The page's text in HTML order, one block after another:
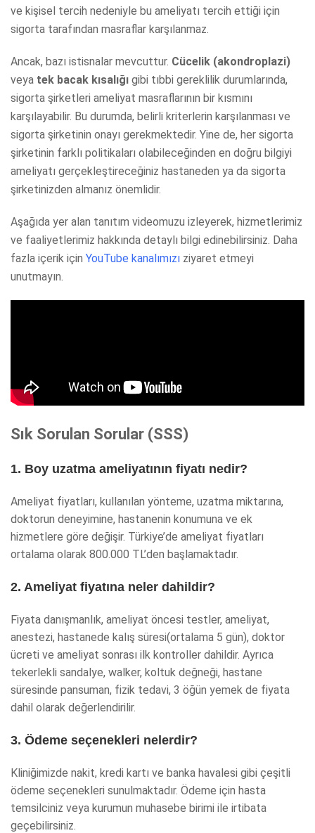
ve kişisel tercih nedeniyle bu ameliyatı tercih ettiği için
sigorta tarafından masraflar karşılanmaz.
Ancak, bazı istisnalar mevcuttur. Cücelik (akondroplazi)
veya tek bacak kısalığı gibi tıbbi gereklilik durumlarında,
sigorta şirketleri ameliyat masraflarının bir kısmını
karşılayabilir. Bu durumda, belirli kriterlerin karşılanması ve
sigorta şirketinin onayı gerekmektedir. Yine de, her sigorta
şirketinin farklı politikaları olabileceğinden en doğru bilgiyi
ameliyatı gerçekleştireceğiniz hastaneden ya da sigorta
şirketinizden almanız önemlidir.
Aşağıda yer alan tanıtım videomuzu izleyerek, hizmetlerimiz
ve faaliyetlerimiz hakkında detaylı bilgi edinebilirsiniz. Daha
fazla içerik için YouTube kanalımızı ziyaret etmeyi
unutmayın.
Sık Sorulan Sorular (SSS)
1. Boy uzatma ameliyatının fiyatı nedir?
Ameliyat fiyatları, kullanılan yönteme, uzatma miktarına,
doktorun deneyimine, hastanenin konumuna ve ek
hizmetlere göre değişir. Türkiye’de ameliyat fiyatları
ortalama olarak 800.000 TL’den başlamaktadır.
2. Ameliyat fiyatına neler dahildir?
Fiyata danışmanlık, ameliyat öncesi testler, ameliyat,
anestezi, hastanede kalış süresi(ortalama 5 gün), doktor
ücreti ve ameliyat sonrası ilk kontroller dahildir. Ayrıca
tekerlekli sandalye, walker, koltuk değneği, hastane
süresinde pansuman, fizik tedavi, 3 öğün yemek de fiyata
dahil olarak değerlendirilir.
3. Ödeme seçenekleri nelerdir?
Kliniğimizde nakit, kredi kartı ve banka havalesi gibi çeşitli
ödeme seçenekleri sunulmaktadır. Ödeme için hasta
temsilciniz veya kurumun muhasebe birimi ile irtibata
geçebilirsiniz.